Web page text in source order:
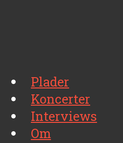
Plader
Koncerter
Interviews
Om